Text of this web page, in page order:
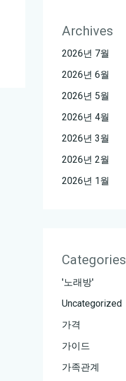
Archives
2026년 7월
2026년 6월
2026년 5월
2026년 4월
2026년 3월
2026년 2월
2026년 1월
Categories
'노래방'
Uncategorized
가격
가이드
가족관계